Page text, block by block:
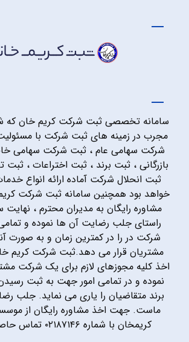
سامانه تخصصی ثبت شرکت کریم خان که
مجرب در زمینه های ثبت شرکت با
شرکت سهامی عام ، ثبت شرکت سهامی
بازرگانی ، ثبت برند ، ثبت اختراعات ،
ثبت انحلال شرکت آماده ارائه انواع
خواهد بود همچنین سامانه ثبت شرکت
مشاوره رایگان به مدیران محترم ،
راستای جلب رضایت آن ها نموده و
شرکت در را در کمترین زمان و به صورت
مشتریان قرار می دهد.ثبت شرکت کریم
اخذ کلیه مجوزهای لازم برای یک شرکت
نموده و در تمامی امور جهت به ثبت
برند متقاضیان را یاری می نماید. جلب
ماست. جهت اخذ مشاوره رایگان از
کریمخان با شماره ۰۲۱۸۷۱۴۶ تماس حاصل فرمایید.